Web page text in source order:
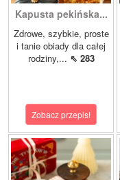
Kapusta pekińska...
Zdrowe, szybkie, proste
i tanie obiady dla całej
rodziny,... ⇖ 283
Zobacz przepis!